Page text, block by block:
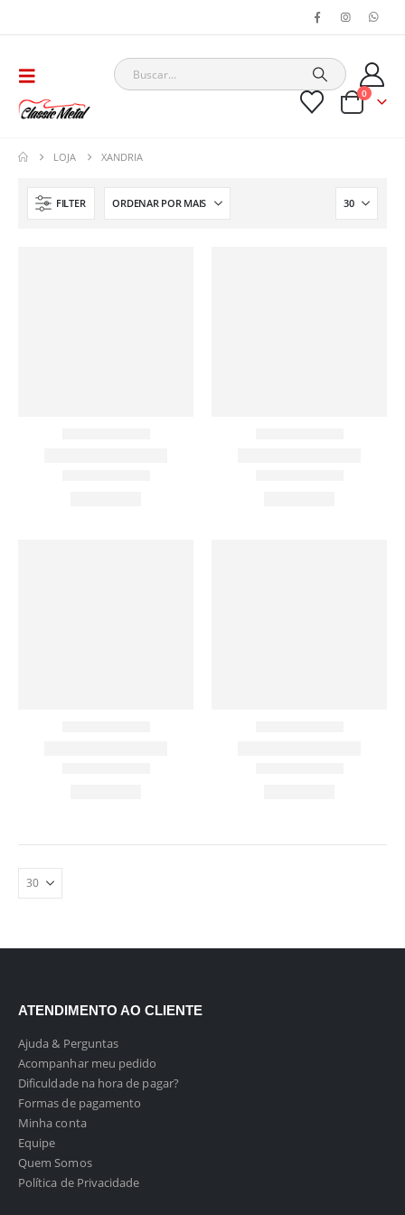
0
LOJA XANDRIA
FILTER
ATENDIMENTO AO CLIENTE
Ajuda & Perguntas
Acompanhar meu pedido
Dificuldade na hora de pagar?
Formas de pagamento
Minha conta
Equipe
Quem Somos
Política de Privacidade